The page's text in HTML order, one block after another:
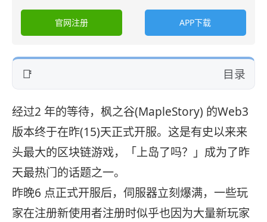
官网注册 APP下载
目录
经过2 年的等待，枫之谷(MapleStory) 的Web3
版本终于在昨(15)天正式开服。这是有史以来来
头最大的区块链游戏，「上岛了吗？」成为了昨
天最热门的话题之一。
昨晚6 点正式开服后，伺服器立刻爆满，一些玩
家在注册新使用者注册时似乎也因为大量新玩家